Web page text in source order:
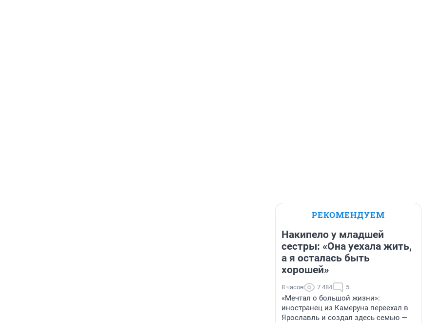
РЕКОМЕНДУЕМ
Накипело у младшей
сестры: «Она уехала жить,
а я осталась быть
хорошей»
8 часов 7 484 5
«Мечтал о большой жизни»:
иностранец из Камеруна переехал в
Ярославль и создал здесь семью —